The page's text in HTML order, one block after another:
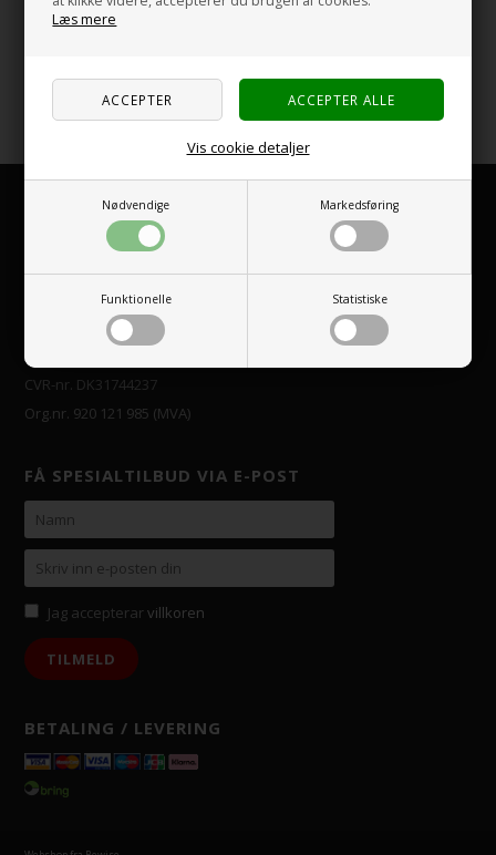
Læs mere
Nødvendige Markedsføring
Funktionelle Statistiske
Vis cookie detaljer
4.619,00
KUNDSERVICE
Camping Comfort A/S
Hejreskovvej 11-B
3490 Kvistgård
service@nordiskcampingutstyr.no
Telefon
CVR-nr. DK31744237
Org.nr. 920 121 985 (MVA)
FÅ SPESIALTILBUD VIA E-POST
Jag accepterarvillkoren
BETALING / LEVERING